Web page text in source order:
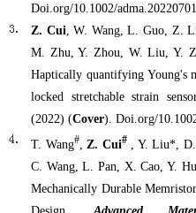
Doi.org/10.1002/
Z. Cui , W. Wang, L. Guo, Z.
M. Zhu, Y. Zhou, W. Liu, Y.
Haptically quantifying Young's
locked stretchable strain
(2022) (Cover). Doi.org/
T. Wang#, Z. Cui#
, Y. Liu*,
C. Wang, L. Pan, X. Cao, Y.
Mechanically Durable